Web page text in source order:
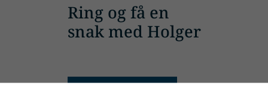
Ring og få en
snak med Holger